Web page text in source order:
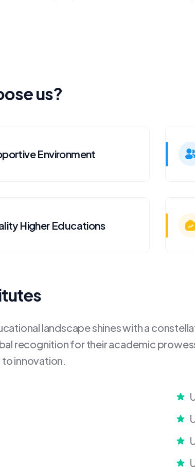
us?
Environment
Higher Educations
landscape shines with a
recognition for their academic
innovation.